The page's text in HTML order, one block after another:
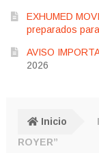
EXHUMED
preparados
AVISO
2026
Inicio
ROYER”